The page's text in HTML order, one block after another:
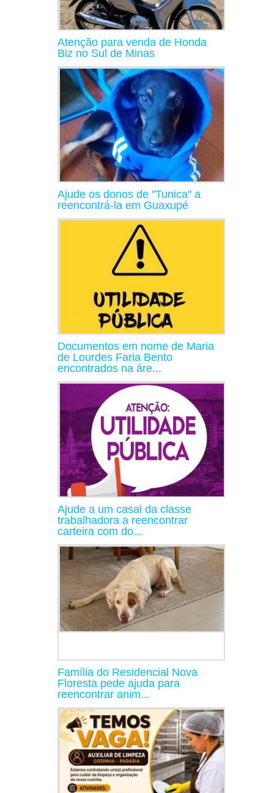
Atenção para venda de Honda
Biz no Sul de Minas
Ajude os donos de "Tunica" a
reencontrá-la em Guaxupé
Documentos em nome de Maria
de Lourdes Faria Bento
encontrados na áre...
Ajude a um casal da classe
trabalhadora a reencontrar
carteira com do...
Família do Residencial Nova
Floresta pede ajuda para
reencontrar anim...